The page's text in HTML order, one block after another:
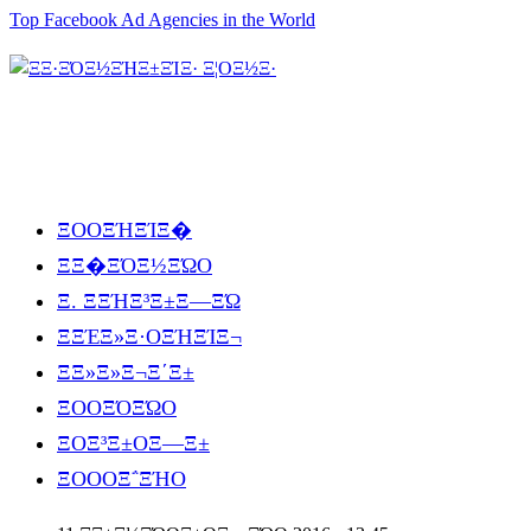
Top Facebook Ad Agencies in the World
ΞΟΟΞΉΞΊΞ�
ΞΞ�ΞΌΞ½ΞΏΟ
Ξ. ΞΞΉΞ³Ξ±Ξ―ΞΏ
ΞΞΈΞ»Ξ·ΟΞΉΞΊΞ¬
ΞΞ»Ξ»Ξ¬Ξ΄Ξ±
ΞΟΟΞΌΞΏΟ
ΞΟΞ³Ξ±ΟΞ―Ξ±
ΞΟΟΟΞ΅ΞΉΟ